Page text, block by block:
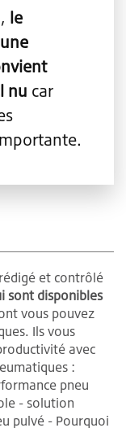
le
nu car
et contrôlé
sont disponibles
vous pouvez
Ils vous
avec
:
pneu
- solution
pulvé - Pourquoi